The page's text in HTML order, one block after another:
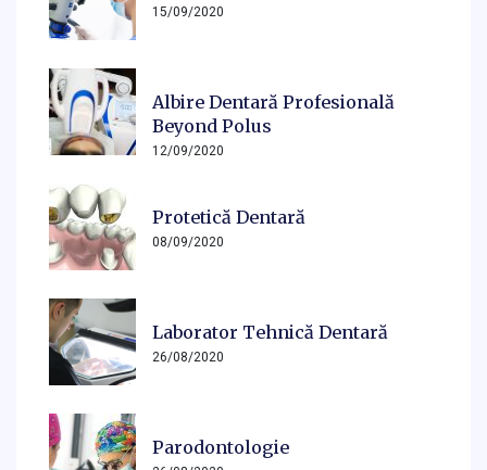
15/09/2020
Albire Dentară Profesională
Beyond Polus
12/09/2020
Protetică Dentară
08/09/2020
Laborator Tehnică Dentară
26/08/2020
Parodontologie